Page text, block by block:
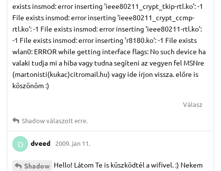
exists insmod: error inserting 'ieee80211_crypt_tkip-rtl.ko': -1
File exists insmod: error inserting 'ieee80211_crypt_ccmp-
rtl.ko': -1 File exists insmod: error inserting 'ieee80211-rtl.ko':
-1 File exists insmod: error inserting 'r8180.ko': -1 File exists
wlan0: ERROR while getting interface flags: No such device ha
valaki tudja mi a hiba vagy tudna segíteni az vegyen fel MSNre
(martonisti(kukac)citromail.hu) vagy ide írjon vissza. előre is
köszönöm :)
Válasz
Shadowválaszolt erre.
D dveed 2009. jan 11.
Shadow Hello! Látom Te is küszködtél a wifivel. :) Nekem